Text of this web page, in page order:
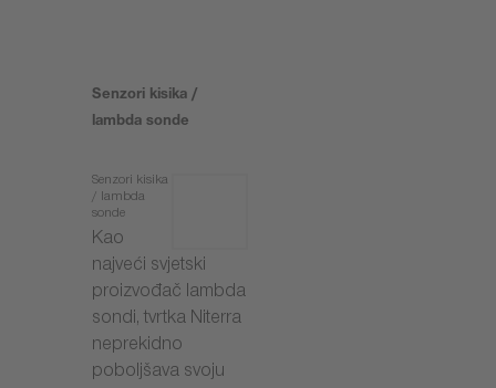
Senzori kisika /
lambda sonde
Senzori kisika
/ lambda
sonde
Kao
najveći svjetski
proizvođač lambda
sondi, tvrtka Niterra
neprekidno
poboljšava svoju